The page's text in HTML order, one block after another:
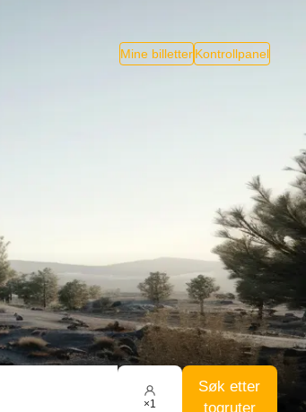
Mine billetterKontrollpanel
×1
Søk etter
togruter